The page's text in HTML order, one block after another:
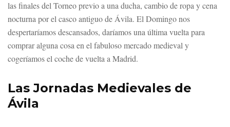
las finales del Torneo previo a una ducha, cambio de ropa y cena
nocturna por el casco antiguo de Ávila. El Domingo nos
despertaríamos descansados, daríamos una última vuelta para
comprar alguna cosa en el fabuloso mercado medieval y
cogeríamos el coche de vuelta a Madrid.
Las Jornadas Medievales de
Ávila